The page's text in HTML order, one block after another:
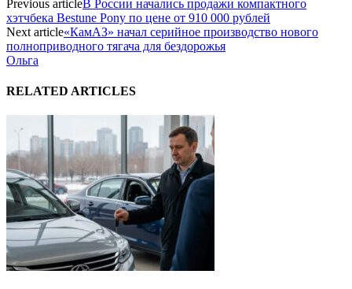
Previous articleВ России начались продажи компактного
хэтчбека Bestune Pony по цене от 910 000 рублей
Next article«КамАЗ» начал серийное производство нового
полноприводного тягача для бездорожья
Ольга
RELATED ARTICLES